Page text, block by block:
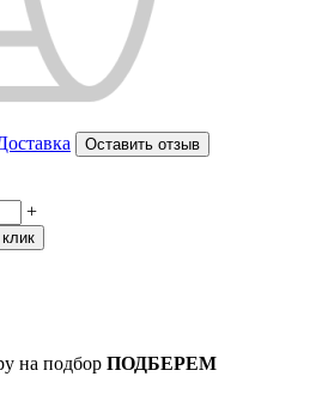
Оставить отзыв
+
на подбор ПОДБЕРЕМ